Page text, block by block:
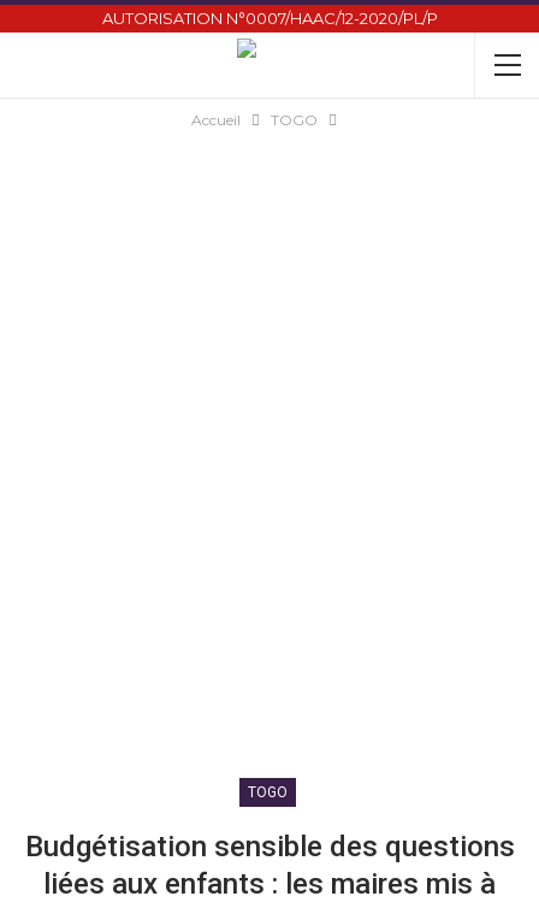
AUTORISATION N°0007/HAAC/12-2020/PL/P
Accueil TOGO
TOGO
Budgétisation sensible des questions
liées aux enfants : les maires mis à